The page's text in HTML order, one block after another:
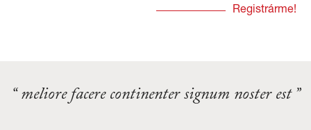
“ meliore facere continenter signum noster est ”